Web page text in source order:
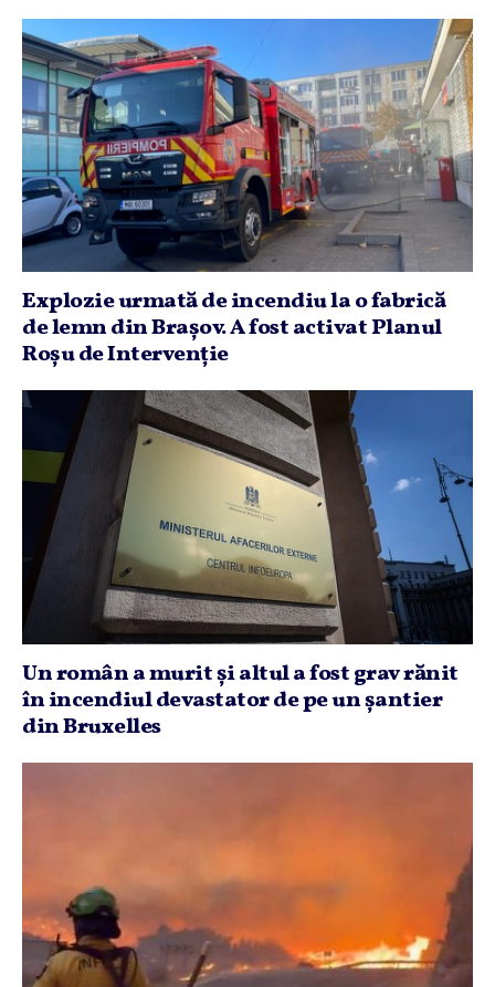
Explozie urmată de incendiu la o fabrică
de lemn din Braşov. A fost activat Planul
Roşu de Intervenţie
Un român a murit şi altul a fost grav rănit
în incendiul devastator de pe un şantier
din Bruxelles